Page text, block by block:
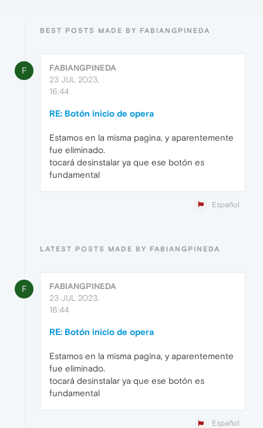
BEST POSTS MADE BY FABIANGPINEDA
F
FABIANGPINEDA
23 JUL 2023,
16:44
RE: Botón inicio de opera
Estamos en la misma pagina, y aparentemente
fue eliminado.
tocará desinstalar ya que ese botón es
fundamental
Español
LATEST POSTS MADE BY FABIANGPINEDA
F
FABIANGPINEDA
23 JUL 2023,
16:44
RE: Botón inicio de opera
Estamos en la misma pagina, y aparentemente
fue eliminado.
tocará desinstalar ya que ese botón es
fundamental
Español